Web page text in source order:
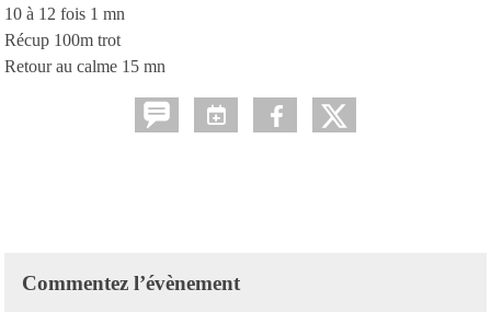
10 à 12 fois 1 mn
Récup 100m trot
Retour au calme 15 mn
Commentez l’évènement